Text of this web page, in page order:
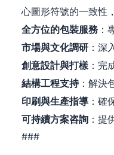
心圖形符號的一致性
全方位的包裝服務 ：
市場與文化調研 ：深
創意設計與打樣：完
結構工程支持：解決
印刷與生產指導 ：確
可持續方案咨詢 ：提
###